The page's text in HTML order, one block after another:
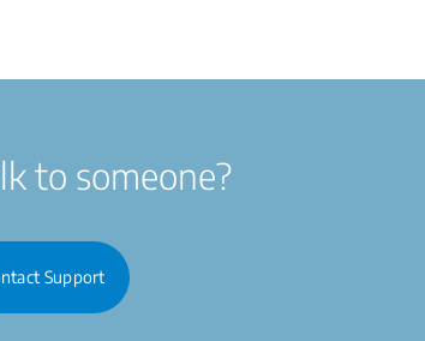
to someone?
Support